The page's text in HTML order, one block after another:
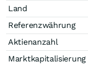
Land
Referenzwährung
Aktienanzahl
Marktkapitalisierung